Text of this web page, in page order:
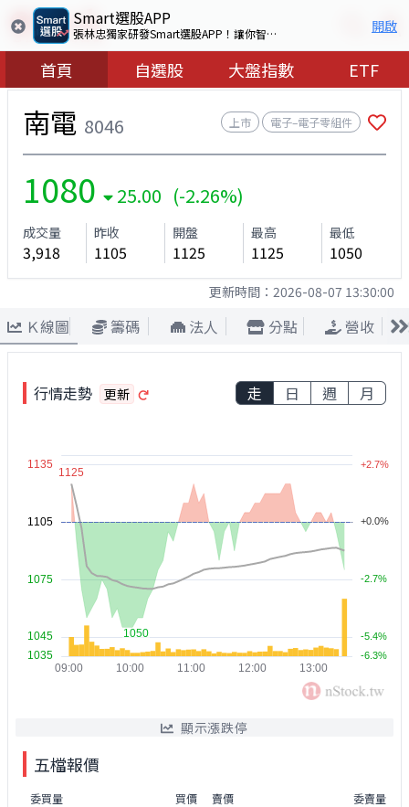
Smart選股APP
張林忠獨家研發Smart選股APP！讓你智慧看盤選出好股票 開啟
首頁 自選股 大盤指數 ETF
南電 8046 上市 電子–電子零組件
1080 25.00 (-2.26%)
成交量
3,918
昨收
1105
開盤
1125
最高
1125
最低
1050
更新時間： 2026-08-07 13:30:00
Ｋ線圖 籌碼 法人 分點 營收
行情走勢 更新 走 日 週 月
顯示漲跌停
五檔報價
委買量
買價
賣價
委賣量